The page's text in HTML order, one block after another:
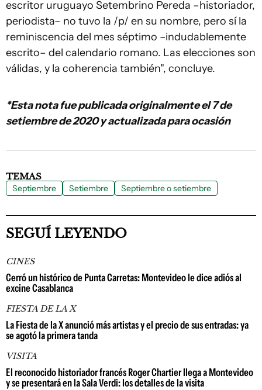
escritor uruguayo Setembrino Pereda –historiador,
periodista– no tuvo la /p/ en su nombre, pero sí la
reminiscencia del mes séptimo –indudablemente
escrito– del calendario romano. Las elecciones son
válidas, y la coherencia también", concluye.
*Esta nota fue publicada originalmente el 7 de
setiembre de 2020 y actualizada para ocasión
TEMAS
Septiembre Setiembre Septiembre o setiembre
SEGUÍ LEYENDO
CINES
Cerró un histórico de Punta Carretas: Montevideo le dice adiós al
excine Casablanca
FIESTA DE LA X
La Fiesta de la X anunció más artistas y el precio de sus entradas: ya
se agotó la primera tanda
VISITA
El reconocido historiador francés Roger Chartier llega a Montevideo
y se presentará en la Sala Verdi: los detalles de la visita